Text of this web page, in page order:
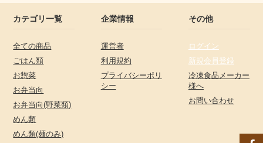
カテゴリ一覧
全ての商品
ごはん類
お惣菜
お弁当向
お弁当向(野菜類)
めん類
めん類(麺のみ)
企業情報
運営者
利用規約
プライバシーポリ
シー
その他
ログイン
新規会員登録
冷凍食品メーカー
様へ
お問い合わせ